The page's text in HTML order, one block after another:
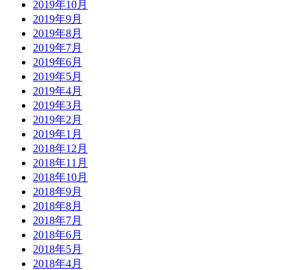
2019年10月
2019年9月
2019年8月
2019年7月
2019年6月
2019年5月
2019年4月
2019年3月
2019年2月
2019年1月
2018年12月
2018年11月
2018年10月
2018年9月
2018年8月
2018年7月
2018年6月
2018年5月
2018年4月